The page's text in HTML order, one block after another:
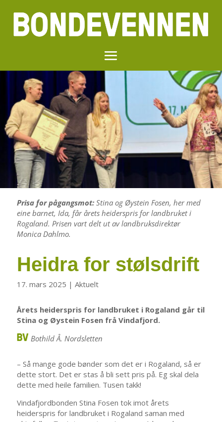
Prisa for pågangsmot: Stina og Øystein Fosen, her med
eine barnet, Ida, får årets heiderspris for landbruket i
Rogaland. Prisen vart delt ut av landbruksdirektør
Monica Dahlmo.
Heidra for stølsdrift
17. mars 2025 | Aktuelt
Årets heiderspris for landbruket i Rogaland går til
Stina og Øystein Fosen frå Vindafjord.
Bothild Å. Nordsletten
​– Så mange gode bønder som det er i Rogaland, så er
dette stort. Det er stas å bli sett pris på. Eg skal dela
dette med heile familien. Tusen takk!
Vindafjordbonden Stina Fosen tok imot årets
heiderspris for landbruket i Rogaland saman med